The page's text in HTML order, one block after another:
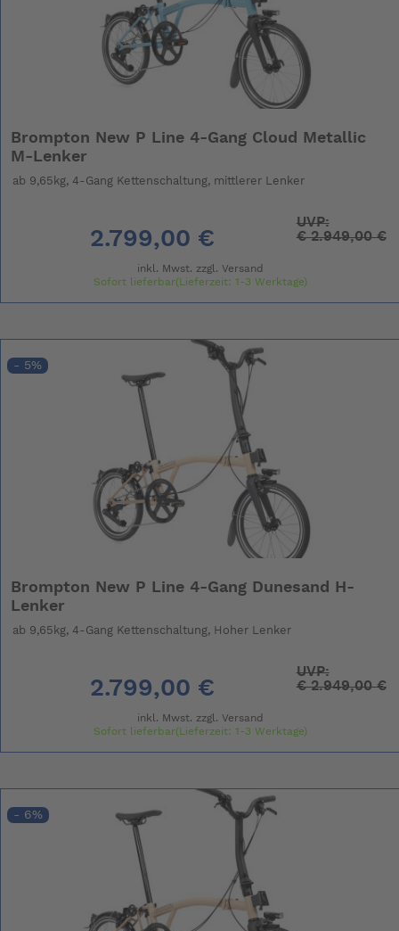
Brompton New P Line 4-Gang Cloud Metallic
M-Lenker
ab 9,65kg, 4-Gang Kettenschaltung, mittlerer Lenker
2.799,00 €
UVP:
€2.949,00 €
inkl. Mwst. zzgl. Versand
Sofort lieferbar(Lieferzeit: 1-3 Werktage)
- 5%
Brompton New P Line 4-Gang Dunesand H-
Lenker
ab 9,65kg, 4-Gang Kettenschaltung, Hoher Lenker
2.799,00 €
UVP:
€2.949,00 €
inkl. Mwst. zzgl. Versand
Sofort lieferbar(Lieferzeit: 1-3 Werktage)
- 6%